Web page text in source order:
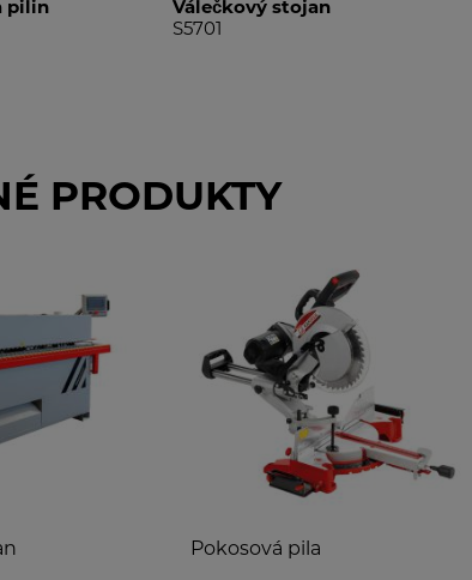
pilin
Válečkový stojan
S5701
PRODUKTY
Pokosová pila